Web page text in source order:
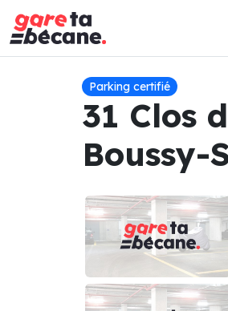
Parking certifié
31 Clos
Boussy-